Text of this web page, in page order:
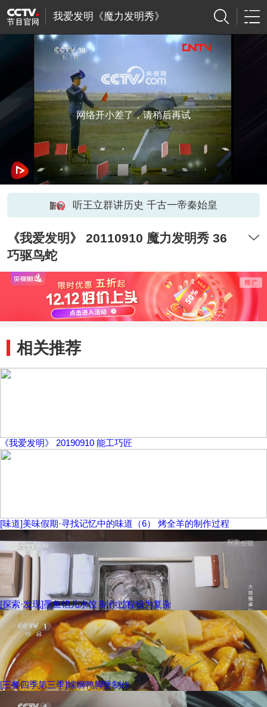
我爱发明《魔力发明秀》
网络开小差了，请稍后再试
听王立群讲历史 千古一帝秦始皇
《我爱发明》 20110910 魔力发明秀 36
巧驱鸟蛇
相关推荐
《我爱发明》 20190910 能工巧匠
[味道]美味假期·寻找记忆中的味道（6） 烤全羊的制作过程
[探索·发现]墨鱼馅儿水饺 制作过程极为复杂
[三餐四季第三季]螺蛳鸭脚煲制作